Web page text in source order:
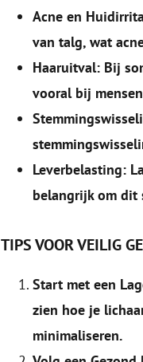
Acne en
van talg, wat
Haaruitval: Bij
vooral bij
Leverbelasting:
belangrijk om dit
TIPS VOOR VEILIG
Start met een
zien hoe je
minimaliseren.